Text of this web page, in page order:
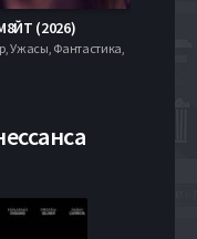
(2026)
Ужасы, Фантастика,